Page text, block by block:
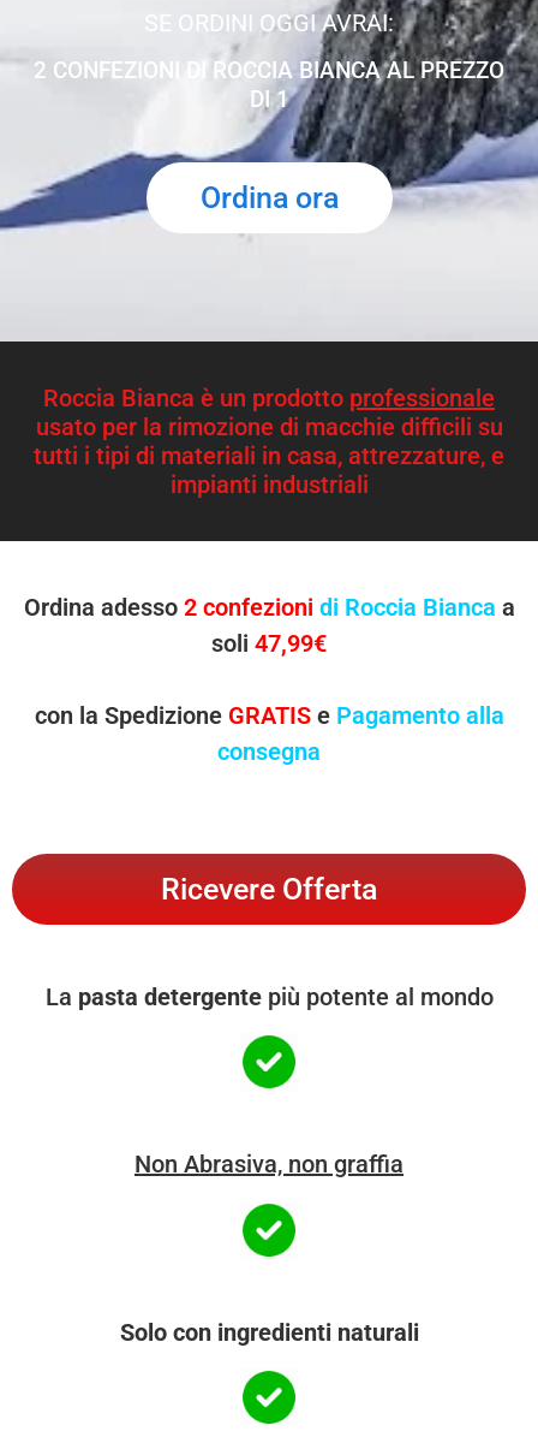
SE ORDINI OGGI AVRAI:
2 CONFEZIONI DI ROCCIA BIANCA AL PREZZO
DI 1
Ordina ora
Roccia Bianca è un prodotto professionale
usato per la rimozione di macchie difficili su
tutti i tipi di materiali in casa, attrezzature, e
impianti industriali
Ordina adesso 2 confezioni di Roccia Bianca a
soli 47,99€
con la Spedizione GRATISe Pagamento alla
consegna
Ricevere Offerta
La pasta detergentepiù potente al mondo
Non Abrasiva, non graffia
Solo con ingredienti naturali